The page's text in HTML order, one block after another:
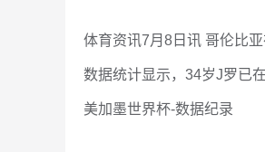
体育资讯7月8日讯 哥伦比
数据统计显示，34岁J罗已
美加墨世界杯-数据纪录